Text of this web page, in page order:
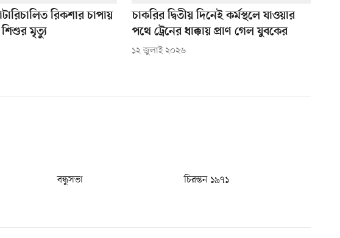
রিকশার চাপায়
মৃত্যু
চাকরির দ্বিতীয় দিনেই কর্মস্থলে যাওয়ার
পথে ট্রেনের ধাক্কায় প্রাণ গেল যুবকের
১২ জুলাই ২০২৬
বন্ধুসভা
চিরন্তন ১৯৭১